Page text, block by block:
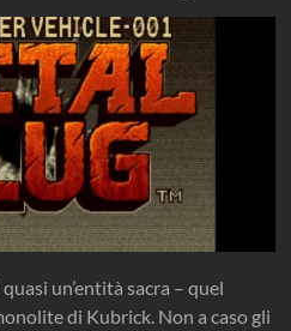
un’entità sacra – quel
di Kubrick. Non a caso gli